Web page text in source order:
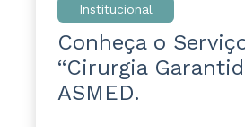
Institucional
Conheça o
“Cirurgia
ASMED.